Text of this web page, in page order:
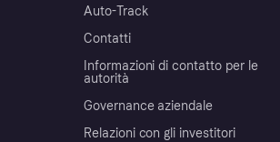
Auto-Track
Contatti
Informazioni di contatto per le
autorità
Governance aziendale
Relazioni con gli investitori